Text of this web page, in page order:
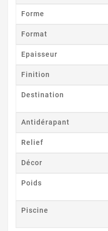
Forme
Format
Epaisseur
Finition
Destination
Antidérapant
Relief
Décor
Poids
Piscine